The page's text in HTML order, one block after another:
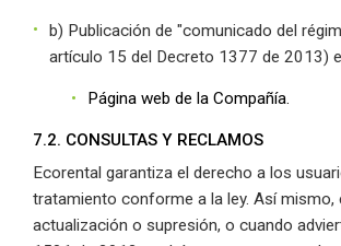
b) Publicación de "comunicado del
artículo 15 del Decreto 1377 de 2013)
Página web de la Compañía.
7.2. CONSULTAS Y RECLAMOS
Ecorental garantiza el derecho a los
tratamiento conforme a la ley. Así
actualización o supresión, o cuando